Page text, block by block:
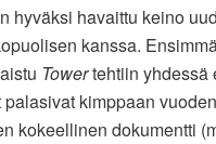
hyväksi havaittu keino
kanssa.
Towertehtiin yhdessä
kimppaan
kokeellinen dokumentti